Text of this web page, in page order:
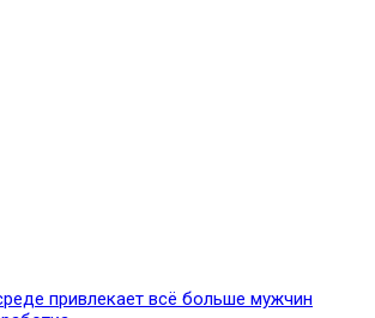
привлекает всё больше мужчин